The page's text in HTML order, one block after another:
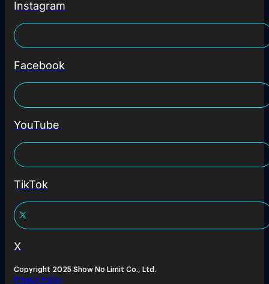
Instagram
Facebook
YouTube
TikTok
X
Copyright 2025 Show No Limit Co., Ltd.
Privacy Policy